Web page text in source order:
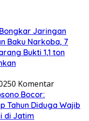
Jaringan
Baku Narkoba, 7
Bukti 1,1 ton
0 Komentar
Bocor:
Tahun Diduga Wajib
di Jatim